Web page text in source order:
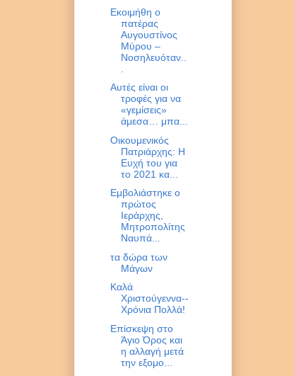
Εκοιμήθη ο
πατέρας
Aυγουστίνος
Μύρου –
Νοσηλευόταν..
Αυτές είναι οι
τροφές για να
«γεμίσεις»
άμεσα… μπα...
Οικουμενικός
Πατριάρχης: Η
Ευχή του για
το 2021 κα...
Εμβολιάστηκε ο
πρώτος
Ιεράρχης,
Μητροπολίτης
Ναυπά...
τα δώρα των
Μάγων
Καλά
Χριστούγεννα--
Χρόνια Πολλά!
Επίσκεψη στο
Άγιο Όρος και
η αλλαγή μετά
την εξομο...